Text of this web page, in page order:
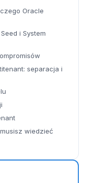
Oracle
i System
separacja i
wiedzieć